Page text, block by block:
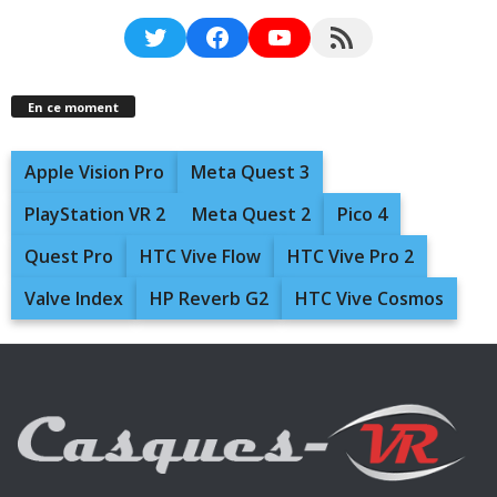
TwitterFacebookYouTubeRSS Feed
En ce moment
Apple Vision Pro
Meta Quest 3
PlayStation VR 2
Meta Quest 2
Pico 4
Quest Pro
HTC Vive Flow
HTC Vive Pro 2
Valve Index
HP Reverb G2 HTC Vive Cosmos